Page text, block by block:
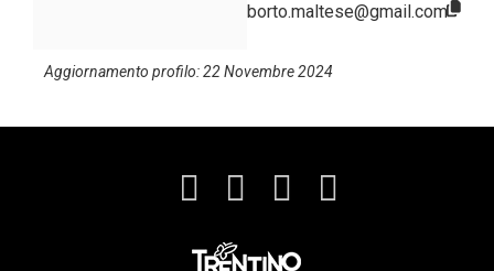
borto.maltese@gmail.com
Aggiornamento profilo: 22 Novembre 2024